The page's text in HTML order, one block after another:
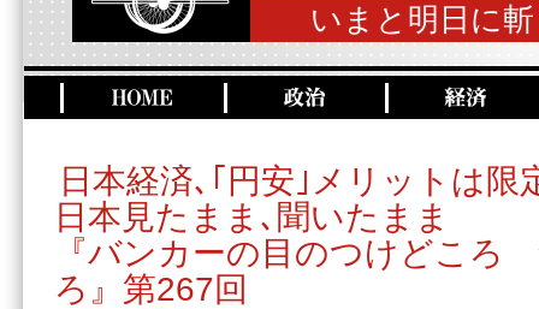
いまと明日に
日本経済､｢円安｣メリットは限
日本見たまま､聞いたまま
『バンカーの目のつけどころ
ろ』第267回